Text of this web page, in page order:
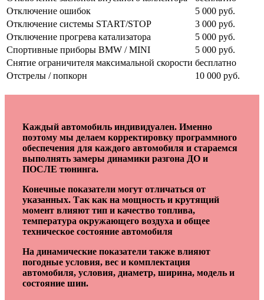
Отключение ошибок
5 000 руб.
Отключение системы START/STOP
3 000 руб.
Отключение прогрева катализатора
5 000 руб.
Спортивные приборы BMW / MINI
5 000 руб.
Снятие ограничителя максимальной скорости бесплатно
Отстрелы / попкорн
10 000 руб.
Каждый автомобиль индивидуален. Именно
поэтому мы делаем корректировку программного
обеспечения для каждого автомобиля и стараемся
выполнять замеры динамики разгона ДО и
ПОСЛЕ тюнинга.
Конечные показатели могут отличаться от
указанных. Так как на мощность и крутящий
момент влияют тип и качество топлива,
температура окружающего воздуха и общее
техническое состояние автомобиля
На динамические показатели также влияют
погодные условия, вес и комплектация
автомобиля, условия, диаметр, ширина, модель и
состояние шин.